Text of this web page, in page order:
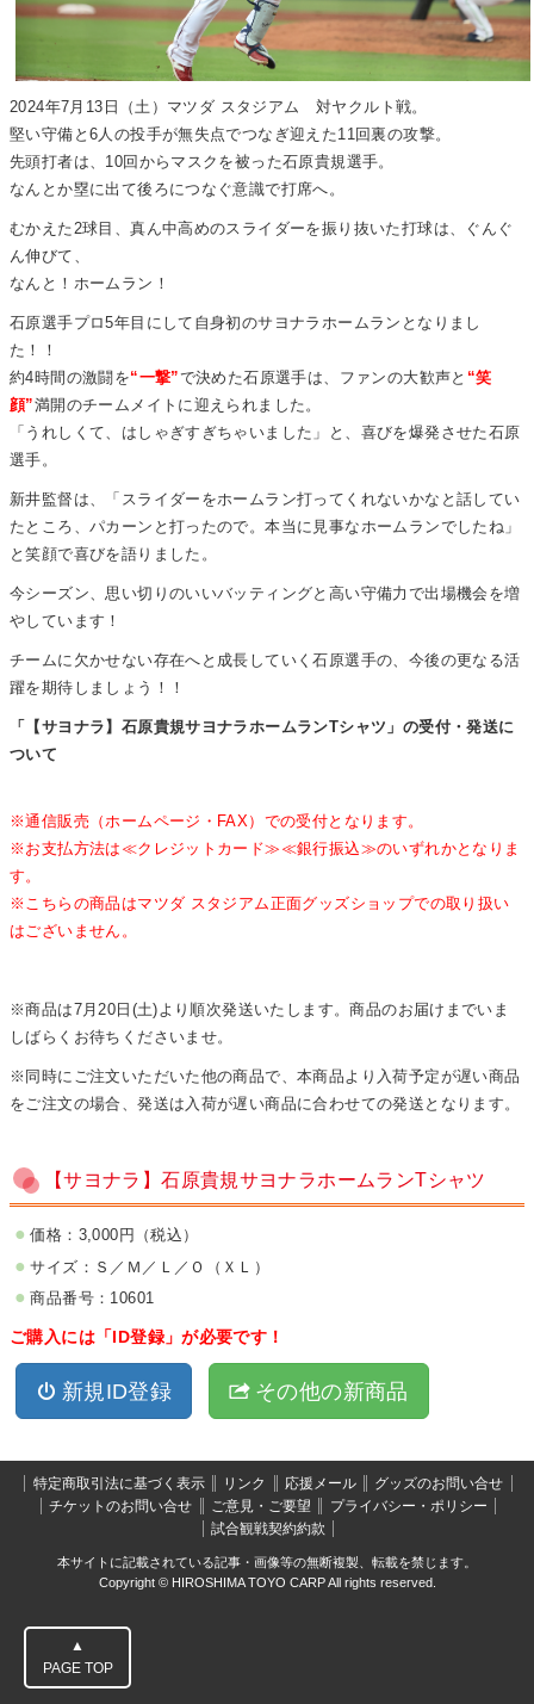
2024年7月13日（土）マツダ スタジアム 対ヤクルト戦。
堅い守備と6人の投手が無失点でつなぎ迎えた11回裏の攻撃。
先頭打者は、10回からマスクを被った石原貴規選手。
なんとか塁に出て後ろにつなぐ意識で打席へ。
むかえた2球目、真ん中高めのスライダーを振り抜いた打球は、ぐんぐ
ん伸びて、
なんと！ホームラン！
石原選手プロ5年目にして自身初のサヨナラホームランとなりまし
た！！
約4時間の激闘を“一撃”で決めた石原選手は、ファンの大歓声と “笑
顔”満開のチームメイトに迎えられました。
「うれしくて、はしゃぎすぎちゃいました」と、喜びを爆発させた石原
選手。
新井監督は、「スライダーをホームラン打ってくれないかなと話してい
たところ、パカーンと打ったので。本当に見事なホームランでしたね」
と笑顔で喜びを語りました。
今シーズン、思い切りのいいバッティングと高い守備力で出場機会を増
やしています！
チームに欠かせない存在へと成長していく石原選手の、今後の更なる活
躍を期待しましょう！！
「【サヨナラ】石原貴規サヨナラホームランTシャツ」の受付・発送に
ついて
※通信販売（ホームページ・FAX）での受付となります。
※お支払方法は≪クレジットカード≫≪銀行振込≫のいずれかとなりま
す。
※こちらの商品はマツダ スタジアム正面グッズショップでの取り扱い
はございません。
※商品は7月20日(土)より順次発送いたします。商品のお届けまでいま
しばらくお待ちくださいませ。
※同時にご注文いただいた他の商品で、本商品より入荷予定が遅い商品
をご注文の場合、発送は入荷が遅い商品に合わせての発送となります。
【サヨナラ】石原貴規サヨナラホームランTシャツ
価格：3,000円（税込）
サイズ：Ｓ／Ｍ／Ｌ／Ｏ（ＸＬ）
商品番号：10601
ご購入には「ID登録」が必要です！
新規ID登録 その他の新商品
特定商取引法に基づく表示 リンク 応援メール
グッズのお問い合せ
チケットのお問い合せ
ご意見・ご要望
プライバシー・ポリシー
試合観戦契約約款
本サイトに記載されている記事・画像等の無断複製、転載を禁じます。
Copyright © HIROSHIMA TOYO CARP All rights reserved.
▲
PAGE TOP